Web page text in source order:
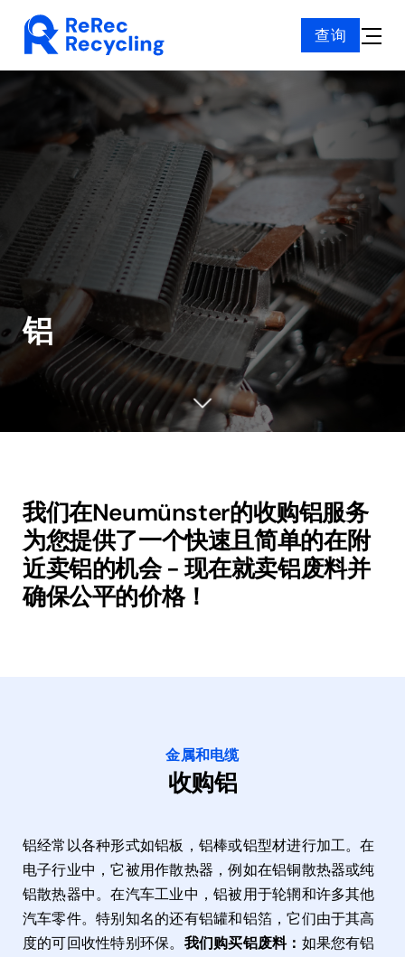
content
查询
Toggle
铝
我们在Neumünster的收购铝服务
为您提供了一个快速且简单的在附
近卖铝的机会 - 现在就卖铝废料并
确保公平的价格！
金属和电缆
收购铝
铝经常以各种形式如铝板，铝棒或铝型材进行加工。在
电子行业中，它被用作散热器，例如在铝铜散热器或纯
铝散热器中。在汽车工业中，铝被用于轮辋和许多其他
汽车零件。特别知名的还有铝罐和铝箔，它们由于其高
度的可回收性特别环保。 我们购买铝废料： 如果您有铝